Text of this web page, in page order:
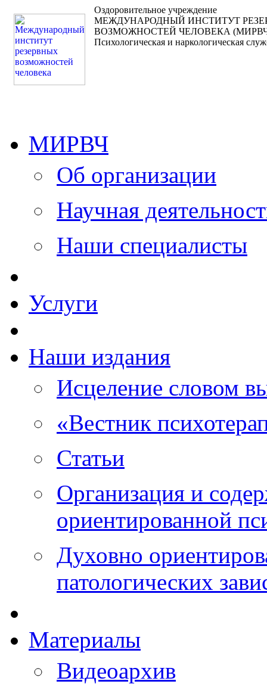
Оздоровительное учреждение
МЕЖДУНАРОДНЫЙ ИНСТИТУТ
ВОЗМОЖНОСТЕЙ ЧЕЛОВЕКА
Психологическая и наркологическая
МИРВЧ
Об организации
Научная
Наши специалисты
Услуги
Наши издания
Исцеление словом
«Вестник
Статьи
Организация и
ориентированной
Духовно
патологических
Материалы
Видеоархив